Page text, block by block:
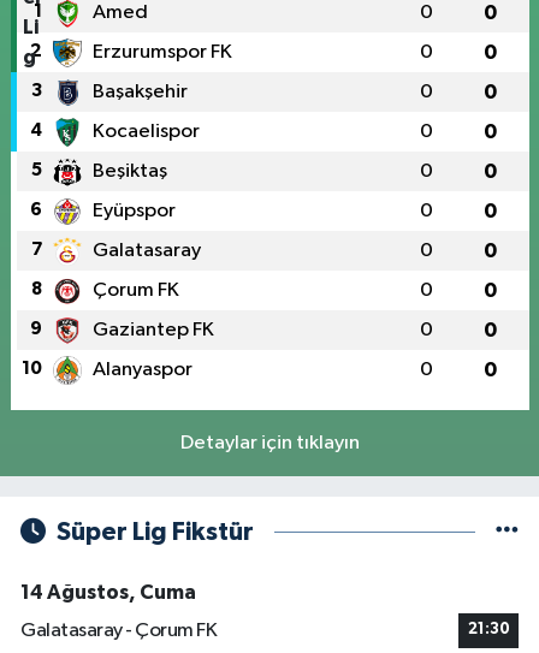
1 Amed 0 0
2 Erzurumspor FK 0 0
3 Başakşehir 0 0
4 Kocaelispor 0 0
5 Beşiktaş 0 0
6 Eyüpspor 0 0
7 Galatasaray 0 0
8 Çorum FK 0 0
9 Gaziantep FK 0 0
10 Alanyaspor 0 0
Detaylar için tıklayın
Süper Lig Fikstür
14 Ağustos, Cuma
Galatasaray - Çorum FK
21:30